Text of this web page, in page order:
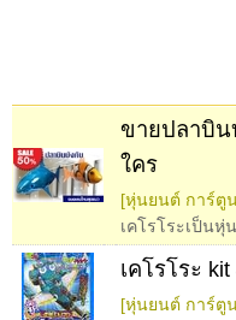
ขายปลาบิน
ใคร
[หุ่นยนต์ การ์ตู
เคโรโระเป็นหุ่
เคโรโระ kit
[หุ่นยนต์ การ์ตู